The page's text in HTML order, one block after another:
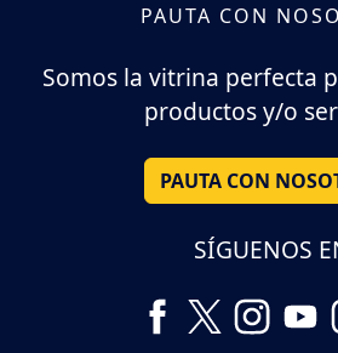
PAUTA CON
Somos la vitrina perfecta
productos y/o
PAUTA CON
SÍGUENOS